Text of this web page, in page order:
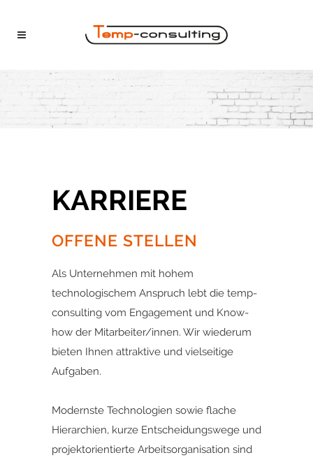
KARRIERE
OFFENE STELLEN
Als Unternehmen mit hohem
technologischem Anspruch lebt die temp-
consulting vom Engagement und Know-
how der Mitarbeiter/innen. Wir wiederum
bieten Ihnen attraktive und vielseitige
Aufgaben.
Modernste Technologien sowie flache
Hierarchien, kurze Entscheidungswege und
projektorientierte Arbeitsorganisation sind